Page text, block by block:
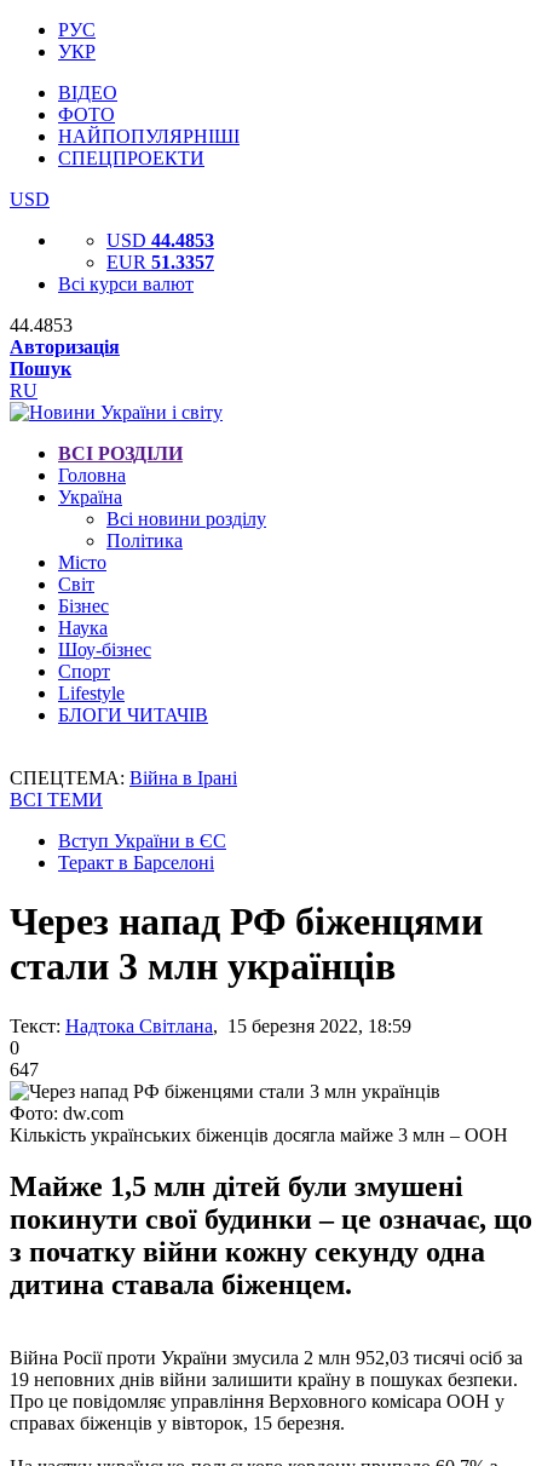
РУС
УКР
ВІДЕО
ФОТО
НАЙПОПУЛЯРНІШІ
СПЕЦПРОЕКТИ
USD
USD 44.4853
EUR 51.3357
Всі курси валют
44.4853
Авторизація
Пошук
RU
ВСІ РОЗДІЛИ
Головна
Україна
Всі новини розділу
Політика
Місто
Світ
Бізнес
Наука
Шоу-бізнес
Спорт
Lifestyle
БЛОГИ ЧИТАЧІВ
СПЕЦТЕМА: Війна в Ірані
ВСІ ТЕМИ
Вступ України в ЄС
Теракт в Барселоні
Через напад РФ біженцями
стали 3 млн українців
Текст: Надтока Світлана, 15 березня 2022, 18:59
0
647
Фото: dw.com
Кількість українських біженців досягла майже 3 млн – ООН
Майже 1,5 млн дітей були змушені
покинути свої будинки – це означає, що
з початку війни кожну секунду одна
дитина ставала біженцем.
Війна Росії проти України змусила 2 млн 952,03 тисячі осіб за
19 неповних днів війни залишити країну в пошуках безпеки.
Про це повідомляє управління Верховного комісара ООН у
справах біженців у вівторок, 15 березня.